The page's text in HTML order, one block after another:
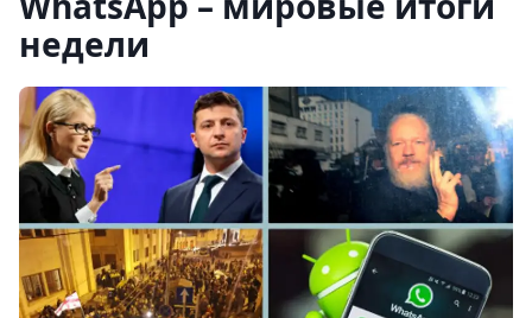
недели